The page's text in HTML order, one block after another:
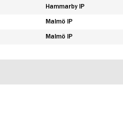
Hammarby IP
Malmö IP
Malmö IP